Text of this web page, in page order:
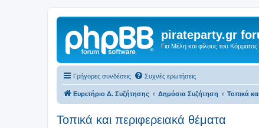
pirateparty.gr
Για Μέλη και φίλους του
Γρήγορες συνδέσεις Συχνές ερωτήσεις
Ευρετήριο Δ. Συζήτησης Δημόσια Συζήτηση Τοπικά
Τοπικά και περιφερειακά θέματα